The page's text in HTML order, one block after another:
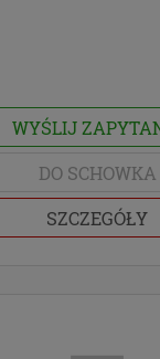
WYŚLIJ
DO SCHOWKA
SZCZEGÓŁY